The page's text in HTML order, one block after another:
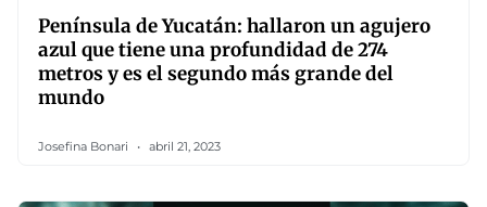
Península de Yucatán: hallaron un agujero
azul que tiene una profundidad de 274
metros y es el segundo más grande del
mundo
Josefina Bonari abril 21, 2023